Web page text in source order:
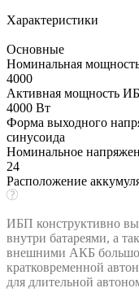
Характеристики
Основные
Номинальная
4000
Активная мощность
4000 Вт
Форма выходного
синусоида
Номинальное
24
Расположение
ИБП конструктивно
внутри батареями, а
внешними АКБ
кратковременной
для длительной